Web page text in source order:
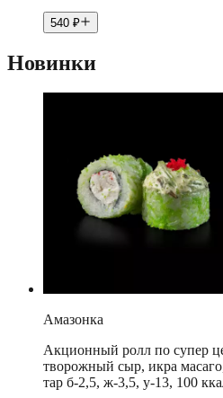
540 ₽
Новинки
Амазонка
Акционный ролл по супер
творожный сыр, икра
тар б-2,5, ж-3,5, у-13, 100